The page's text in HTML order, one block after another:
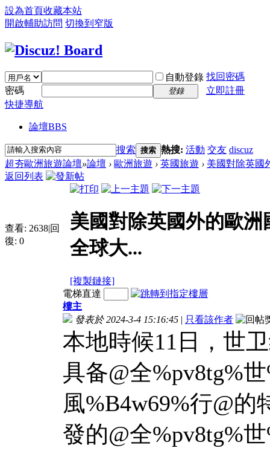
設為首頁收藏本站
開啟輔助訪問 切換到窄版
自動登錄 找回密碼
密碼
登錄
立即註冊
快捷導航
論壇BBS
搜索 搜索 熱搜: 活動 交友 discuz
超夯歐洲旅遊論壇»論壇 › 歐洲旅遊 › 英國旅遊 › 美國對除英國
返回列表
查看: 2638|回
復: 0
美國對除英國外的歐
全球大...
[複製鏈接]
電梯直達
樓主
發表於 2024-3-4 15:16:45 | 只看該作者
本地時候11日，世
具备@全%pv8tg%
風%B4w69%行@
發的@全%pv8tg%